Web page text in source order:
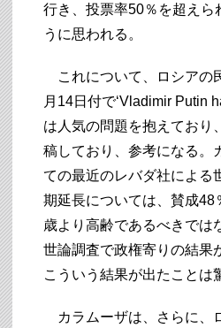
行き、投票率50％を超えら
うに思われる。
これについて、ロシアの
月14日付で‘Vladimir Putin
は人気の問題を抱えており
稿しており、参考になる。
ての最近のレバダ社による
期延長については、賛成
歳より高齢であるべきでは
世論調査で政権寄りの結果
こういう結果が出たことは
カラムーザは、さらに、